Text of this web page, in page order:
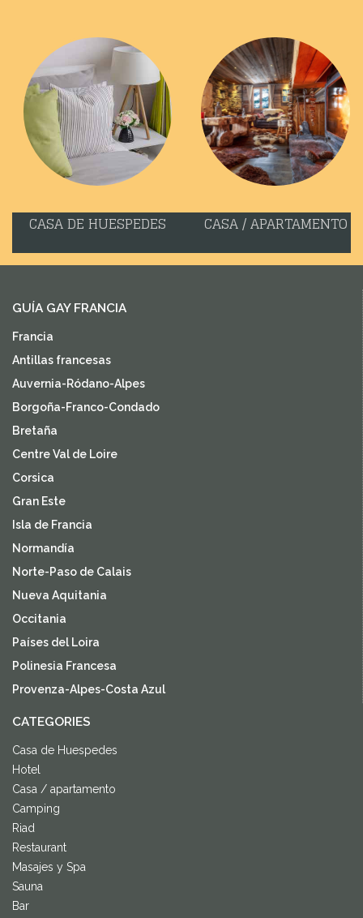
CASA DE HUESPEDES CASA / APARTAMENTO
GUÍA GAY FRANCIA
Francia
Antillas francesas
Auvernia-Ródano-Alpes
Borgoña-Franco-Condado
Bretaña
Centre Val de Loire
Corsica
Gran Este
Isla de Francia
Normandía
Norte-Paso de Calais
Nueva Aquitania
Occitania
Países del Loira
Polinesia Francesa
Provenza-Alpes-Costa Azul
CATEGORIES
Casa de Huespedes
Hotel
Casa / apartamento
Camping
Riad
Restaurant
Masajes y Spa
Sauna
Bar